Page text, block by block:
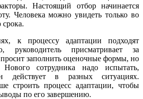
Настоящий отбор начинается
Человека можно увидеть только во
срока.
к процессу адаптации подходят
руководитель присматривает за
заполнить оценочные формы, но
Нового сотрудника надо испытать,
действует в разных ситуациях.
строить процесс адаптации, чтобы
по его завершению.